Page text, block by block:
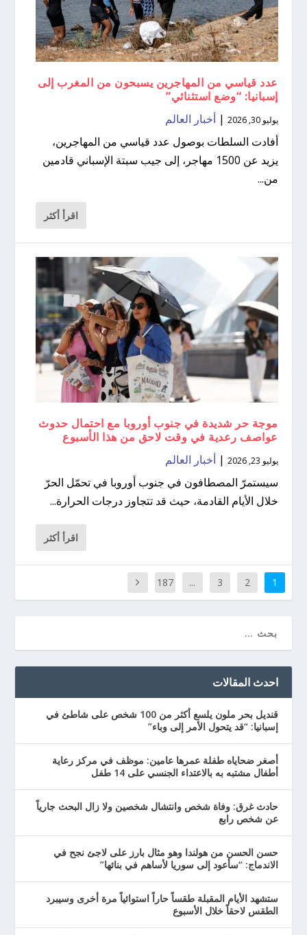
عدد قياسي من المهاجرين يسبحون من المغرب إلى
إسبانيا: “وضع استثنائي”
يوليو 30, 2026 |أخبار العالم
أفادت السلطات بوصول عدد قياسي من المهاجرين،
يزيد عن 1500 مهاجر، إلى جيب سبتة الإسباني قادمين
من...
اقرأ أكثر
موجة حر شديدة في جنوب أوروبا مع احتمال حدوث
عواصف رعدية في وقت لاحق من هذا الأسبوع
يوليو 23, 2026 |أخبار العالم
سيستمرّ المصطافون في جنوب أوروبا في تحمّل الحرّ
خلال الأيام القادمة، حيث قد تتجاوز درجات الحرارة...
اقرأ أكثر
1
2
3
...
187
احدث المقالات
قنديل بحر ملون يلسع أكثر من 100 شخص على شاطئ في
إسبانيا: “قد يتحول الأمر إلى وباء”
أصغر ضحاياه طفلة عمرها عامين: موظف في مركز رعاية
أطفال مشتبه به بالاعتداء الجنسي على 14 طفل
حادث غرق: وفاة شخص وانتشال شخصين ولا زال البحث جارياً
عن شخص رابع
حسن الحسن من هولندا وهو مثال بارز على لاجئ نجح في
الاندماج: “سأعود إلى سوريا لأساهم في بنائها”
ستشهد الأيام المقبلة طقساً حاراً استوائياً مرة أخرى وسيبرد
الطقس لاحقاً خلال الأسبوع